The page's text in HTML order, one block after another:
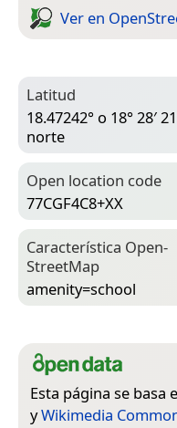
Ver en
Latitud
18.47242° o 18° 28′
norte
Open location code
77CGF4C8+XX
Característica Open­
Street­Map
amenity=­school
Esta página se basa
yWikimedia